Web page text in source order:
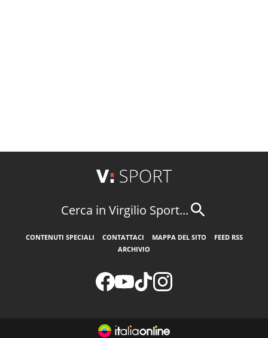
Cerca in Virgilio Sport...
CONTENUTI SPECIALI CONTATTACI MAPPA DEL SITO
FEED RSS
ARCHIVIO